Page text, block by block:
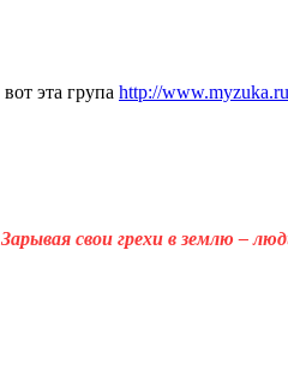
вот эта група http://
Зарывая свои грехи в землю –